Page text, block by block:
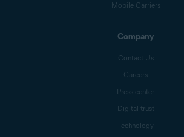
Mobile Carriers
Company
Contact Us
Careers
Press center
Digital trust
Technology